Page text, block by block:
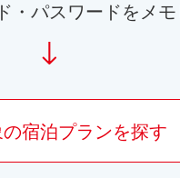
・パスワードをメモ
の宿泊プランを探す